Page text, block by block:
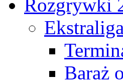
Rozgrywki
Baraż